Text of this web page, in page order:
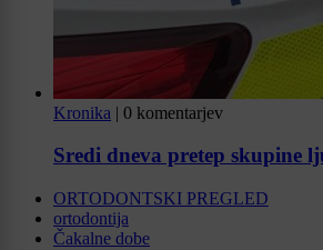
Kronika | 0 komentarjev
Sredi dneva pretep skupine
ORTODONTSKI PREGLED
ortodontija
Čakalne dobe